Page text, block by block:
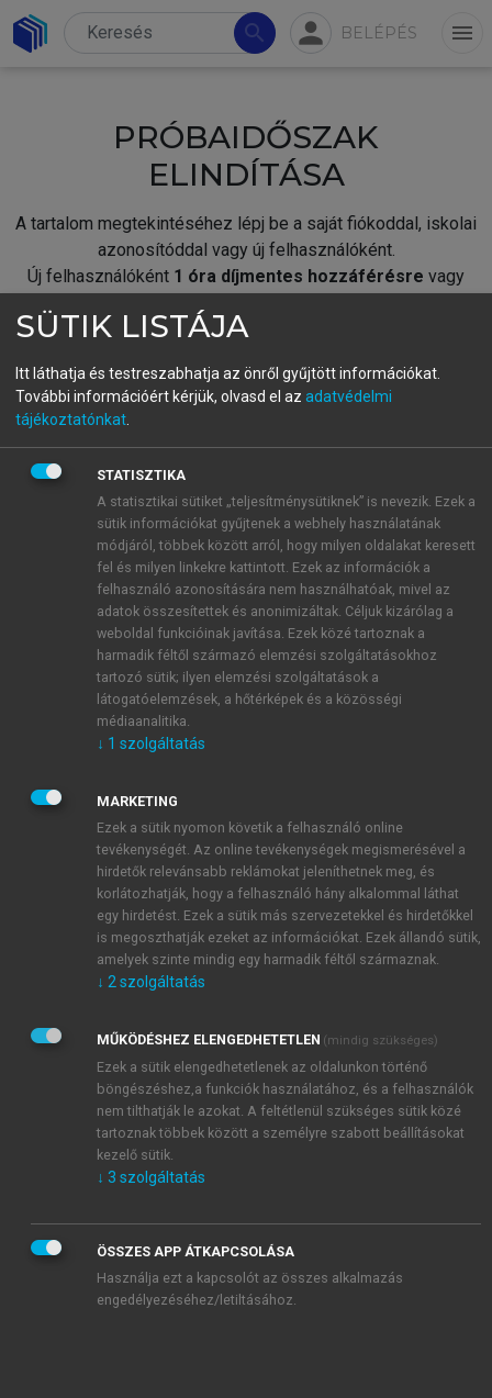
search person BELÉPÉS menu
PRÓBAIDŐSZAK
ELINDÍTÁSA
A tartalom megtekintéséhez lépj be a saját fiókoddal, iskolai
azonosítóddal vagy új felhasználóként.
Új felhasználóként 1 óra díjmentes hozzáférésre vagy
fiókoddal,vagy hozz létre új fiókot.
A regisztráció után apróbaidőszakautomatikusan
BELÉPÉS SAJÁT FIÓKKAL
ÚJ FIÓK LÉTREHOZÁSA
1 óra díjmentes hozzáférés
E-MAIL-CÍM
JELSZÓ
JELSZÓ ÚJRA
Kérek értesítést a MeRSZ újdonságairól, akcióiról.
Kérek értesítést az Akadémiai Kiadó Zrt. újdonságairól,
Adatkezelési tájékoztatóbanfoglaltakat tudomásul
veszem és elfogadom.
Általános vásárlási feltételeket, valamint a szotar.netés a
mersz.huoldalak licencszerződéseiben foglaltakat
tudomásul veszem és elfogadom.
KIPRÓBÁLOM
SÜTIK LISTÁJA
Itt láthatja és testreszabhatja az önről gyűjtött információkat.
További információért kérjük, olvasd el az adatvédelmi
tájékoztatónkat
STATISZTIKA
A statisztikai sütiket „teljesítménysütiknek” is nevezik. Ezek a
sütik információkat gyűjtenek a webhely használatának
módjáról, többek között arról, hogy milyen oldalakat keresett
fel és milyen linkekre kattintott. Ezek az információk a
felhasználó azonosítására nem használhatóak, mivel az
adatok összesítettek és anonimizáltak. Céljuk kizárólag a
weboldal funkcióinak javítása. Ezek közé tartoznak a
harmadik féltől származó elemzési szolgáltatásokhoz
tartozó sütik; ilyen elemzési szolgáltatások a
látogatóelemzések, a hőtérképek és a közösségi
médiaanalitika.
↓ 1 szolgáltatás
MARKETING
Ezek a sütik nyomon követik a felhasználó online
tevékenységét. Az online tevékenységek megismerésével a
hirdetők relevánsabb reklámokat jeleníthetnek meg, és
korlátozhatják, hogy a felhasználó hány alkalommal láthat
egy hirdetést. Ezek a sütik más szervezetekkel és hirdetőkkel
is megoszthatják ezeket az információkat. Ezek állandó sütik,
amelyek szinte mindig egy harmadik féltől származnak.
↓ 2 szolgáltatás
MŰKÖDÉSHEZ ELENGEDHETETLEN (mindig szükséges)
Ezek a sütik elengedhetetlenek az oldalunkon történő
böngészéshez,a funkciók használatához, és a felhasználók
nem tilthatják le azokat. A feltétlenül szükséges sütik közé
tartoznak többek között a személyre szabott beállításokat
kezelő sütik.
↓ 3 szolgáltatás
ÖSSZES APP ÁTKAPCSOLÁSA
Használja ezt a kapcsolót az összes alkalmazás
engedélyezéséhez/letiltásához.